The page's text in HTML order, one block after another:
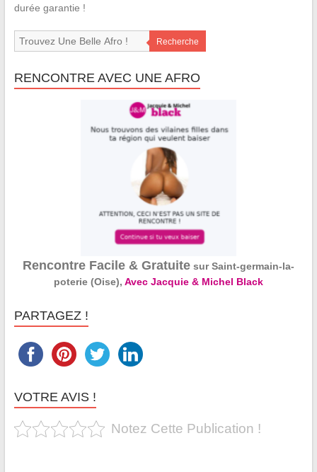
durée garantie !
Recherche
RENCONTRE AVEC UNE AFRO
Rencontre Facile & Gratuitesur Saint-germain-la-
poterie (Oise), Avec Jacquie & Michel Black
PARTAGEZ !
VOTRE AVIS !
Notez Cette Publication !